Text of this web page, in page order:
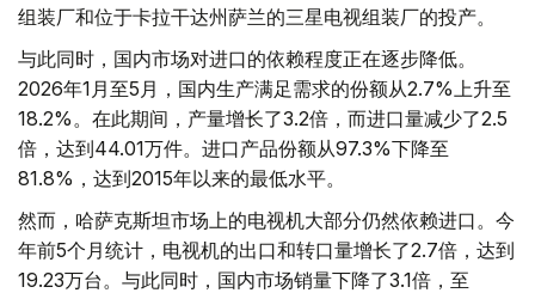
组装厂和位于卡拉干达州萨兰的三星电视组装厂的投产。
与此同时，国内市场对进口的依赖程度正在逐步降低。
2026年1月至5月，国内生产满足需求的份额从2.7%上升至
18.2%。在此期间，产量增长了3.2倍，而进口量减少了2.5
倍，达到44.01万件。进口产品份额从97.3%下降至
81.8%，达到2015年以来的最低水平。
然而，哈萨克斯坦市场上的电视机大部分仍然依赖进口。今
年前5个月统计，电视机的出口和转口量增长了2.7倍，达到
19.23万台。与此同时，国内市场销量下降了3.1倍，至